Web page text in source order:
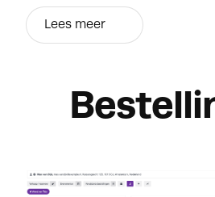
Lees meer